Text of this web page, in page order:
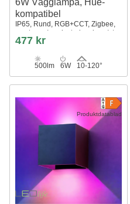
6W Vägglampa, Hue-
kompatibel
IP65, Rund, RGB+CCT, Zigbee,
svart, upp/ner, justerbar, inne/ute,
inkl. ljuskälla
477 kr
500lm 6W 10-120°
Produktdatablad